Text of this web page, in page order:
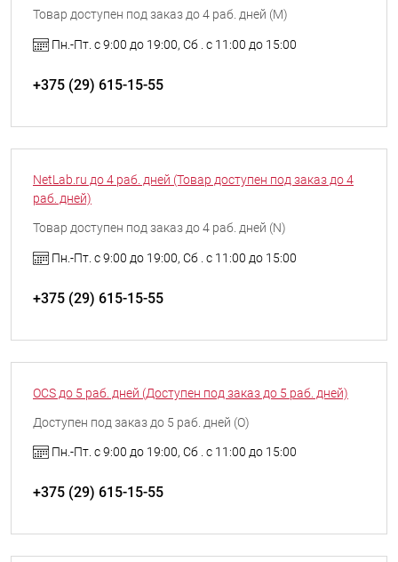
Товар доступен под заказ до 4 раб. дней (M)
Пн.-Пт. с 9:00 до 19:00, Сб . с 11:00 до 15:00
+375 (29) 615-15-55
NetLab.ru до 4 раб. дней (Товар доступен под заказ до 4
раб. дней)
Товар доступен под заказ до 4 раб. дней (N)
Пн.-Пт. с 9:00 до 19:00, Сб . с 11:00 до 15:00
+375 (29) 615-15-55
OCS до 5 раб. дней (Доступен под заказ до 5 раб. дней)
Доступен под заказ до 5 раб. дней (O)
Пн.-Пт. с 9:00 до 19:00, Сб . с 11:00 до 15:00
+375 (29) 615-15-55